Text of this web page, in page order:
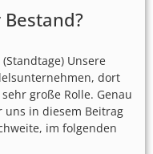
Unsere
dort
große Rolle. Genau
uns in diesem Beitrag
im folgenden